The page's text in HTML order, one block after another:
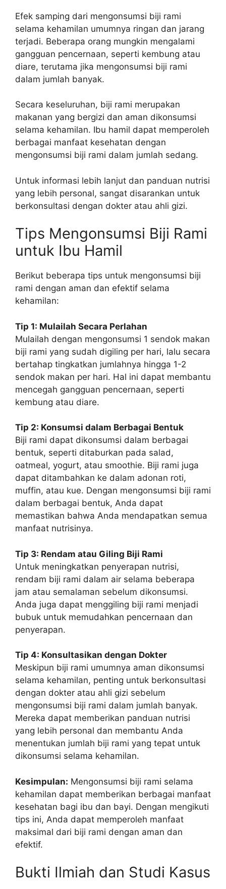
Efek samping dari mengonsumsi biji rami
selama kehamilan umumnya ringan dan jarang
terjadi. Beberapa orang mungkin mengalami
gangguan pencernaan, seperti kembung atau
diare, terutama jika mengonsumsi biji rami
dalam jumlah banyak.
Secara keseluruhan, biji rami merupakan
makanan yang bergizi dan aman dikonsumsi
selama kehamilan. Ibu hamil dapat memperoleh
berbagai manfaat kesehatan dengan
mengonsumsi biji rami dalam jumlah sedang.
Untuk informasi lebih lanjut dan panduan nutrisi
yang lebih personal, sangat disarankan untuk
berkonsultasi dengan dokter atau ahli gizi.
Tips Mengonsumsi Biji Rami
untuk Ibu Hamil
Berikut beberapa tips untuk mengonsumsi biji
rami dengan aman dan efektif selama
kehamilan:
Tip 1: Mulailah Secara Perlahan
Mulailah dengan mengonsumsi 1 sendok makan
biji rami yang sudah digiling per hari, lalu secara
bertahap tingkatkan jumlahnya hingga 1-2
sendok makan per hari. Hal ini dapat membantu
mencegah gangguan pencernaan, seperti
kembung atau diare.
Tip 2: Konsumsi dalam Berbagai Bentuk
Biji rami dapat dikonsumsi dalam berbagai
bentuk, seperti ditaburkan pada salad,
oatmeal, yogurt, atau smoothie. Biji rami juga
dapat ditambahkan ke dalam adonan roti,
muffin, atau kue. Dengan mengonsumsi biji rami
dalam berbagai bentuk, Anda dapat
memastikan bahwa Anda mendapatkan semua
manfaat nutrisinya.
Tip 3: Rendam atau Giling Biji Rami
Untuk meningkatkan penyerapan nutrisi,
rendam biji rami dalam air selama beberapa
jam atau semalaman sebelum dikonsumsi.
Anda juga dapat menggiling biji rami menjadi
bubuk untuk memudahkan pencernaan dan
penyerapan.
Tip 4: Konsultasikan dengan Dokter
Meskipun biji rami umumnya aman dikonsumsi
selama kehamilan, penting untuk berkonsultasi
dengan dokter atau ahli gizi sebelum
mengonsumsi biji rami dalam jumlah banyak.
Mereka dapat memberikan panduan nutrisi
yang lebih personal dan membantu Anda
menentukan jumlah biji rami yang tepat untuk
dikonsumsi selama kehamilan.
Kesimpulan: Mengonsumsi biji rami selama
kehamilan dapat memberikan berbagai manfaat
kesehatan bagi ibu dan bayi. Dengan mengikuti
tips ini, Anda dapat memperoleh manfaat
maksimal dari biji rami dengan aman dan
efektif.
Bukti Ilmiah dan Studi Kasus